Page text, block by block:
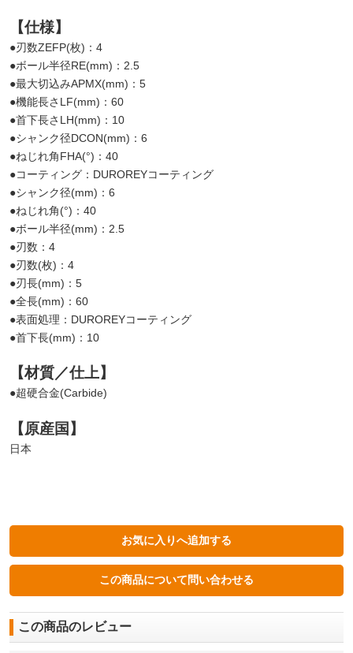
【仕様】
●刃数ZEFP(枚)：4
●ボール半径RE(mm)：2.5
●最大切込みAPMX(mm)：5
●機能長さLF(mm)：60
●首下長さLH(mm)：10
●シャンク径DCON(mm)：6
●ねじれ角FHA(°)：40
●コーティング：DUROREYコーティング
●シャンク径(mm)：6
●ねじれ角(°)：40
●ボール半径(mm)：2.5
●刃数：4
●刃数(枚)：4
●刃長(mm)：5
●全長(mm)：60
●表面処理：DUROREYコーティング
●首下長(mm)：10
【材質／仕上】
●超硬合金(Carbide)
【原産国】
日本
この商品のレビュー